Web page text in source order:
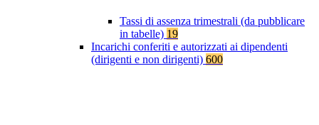
Tassi di assenza trimestrali (da pubblicare
in tabelle) 19
Incarichi conferiti e autorizzati ai dipendenti
(dirigenti e non dirigenti) 600